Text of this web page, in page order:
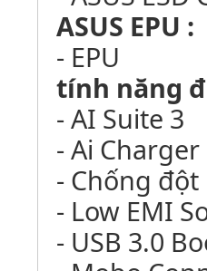
ASUS EPU :
- EPU
tính năng
- AI Suite 3
- Ai Charger
- Chống
- Low EMI
- USB 3.0